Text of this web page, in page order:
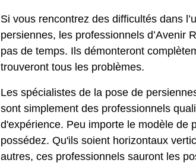
Si vous rencontrez des difficultés dans
persiennes, les professionnels d’Avenir
pas de temps. Ils démonteront
trouveront tous les problèmes.
Les spécialistes de la pose de
sont simplement des professionnels
d'expérience. Peu importe le modèle de
possédez. Qu'ils soient horizontaux
autres, ces professionnels sauront les